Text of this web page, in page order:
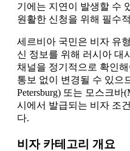
기에는 지연이 발생할 수
원활한 신청을 위해 필수
세르비아 국민은 비자 유
신 정보를 위해 러시아 대
채널을 정기적으로 확인
통보 없이 변경될 수 있으
Petersburg) 또는 모스크바
시에서 발급되는 비자 조
다.
비자 카테고리 개요